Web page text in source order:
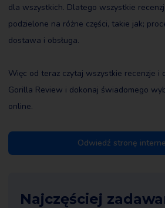
dla wszystkich. Dlatego wszystkie
podzielone na różne części, takie jak;
dostawa i obsługa.
Więc od teraz czytaj wszystkie recenzje i
Gorilla Review i dokonaj świadomego
online.
Odwiedź stronę
Najczęściej